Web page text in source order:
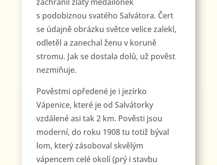
s podobiznou svatého Salvátora. Čert
se údajně obrázku světce velice zalekl,
odletěl a zanechal ženu v koruně
stromu. Jak se dostala dolů, už pověst
nezmiňuje.
Pověstmi opředené je i jezírko
Vápenice, které je od Salvátorky
vzdálené asi tak 2 km. Pověsti jsou
moderní, do roku 1908 tu totiž býval
lom, který zásoboval skvělým
vápencem celé okolí (prý i stavbu